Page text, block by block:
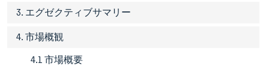
3. エグゼクティブサマリー
4. 市場概観
4.1 市場概要